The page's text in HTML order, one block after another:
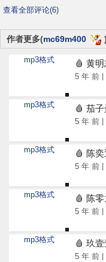
查看全部评论(6)
作者更多(mc69m400 )
mp3格式 🩸 黄
5 年 前 |
mp3格式 🩸 茄
5 年 前 |
mp3格式 🩸 陈
5 年 前 |
mp3格式 🩸 陈
5 年 前 |
mp3格式 🩸 玖
5 年 前 |